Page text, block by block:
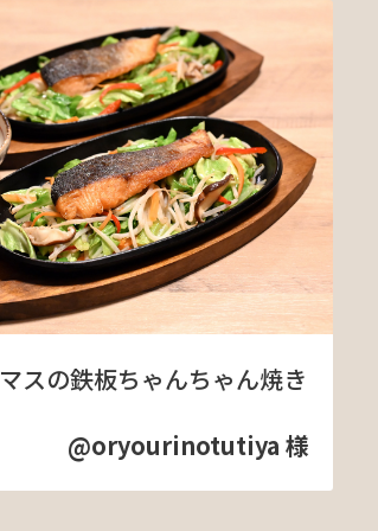
マスの鉄板ちゃんちゃん焼き
@oryourinotutiya 様